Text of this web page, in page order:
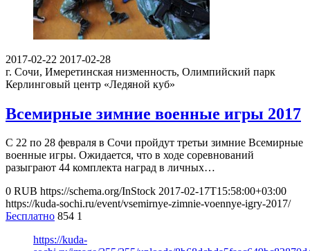
2017-02-22 2017-02-28
г. Сочи, Имеретинская низменность, Олимпийский парк
Керлинговый центр «Ледяной куб»
Всемирные зимние военные игры 2017
С 22 по 28 февраля в Сочи пройдут третьи зимние Всемирные
военные игры. Ожидается, что в ходе соревнований
разыграют 44 комплекта наград в личных…
0 RUB https://schema.org/InStock 2017-02-17T15:58:00+03:00
https://kuda-sochi.ru/event/vsemirnye-zimnie-voennye-igry-2017/
Бесплатно 854 1
https://kuda-